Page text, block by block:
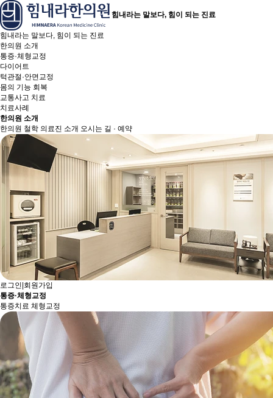
힘내라는 말보다, 힘이 되는 진료
힘내라는 말보다, 힘이 되는 진료
한의원 소개
통증·체형교정
다이어트
턱관절·안면교정
몸의 기능 회복
교통사고 치료
치료사례
한의원 소개
한의원 철학 의료진 소개 오시는 길 · 예약
로그인 회원가입
통증·체형교정
통증치료 체형교정